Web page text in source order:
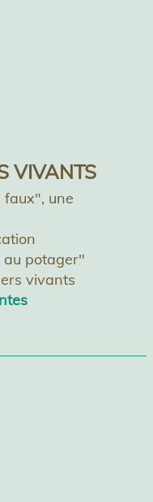
VIVANTS
faux", une
potager"
vivants